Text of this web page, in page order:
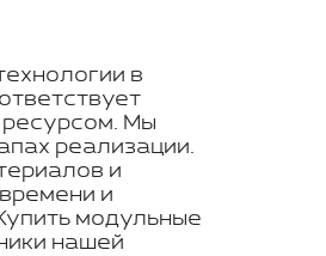
в
Мы
реализации.
и
и
модульные
нашей